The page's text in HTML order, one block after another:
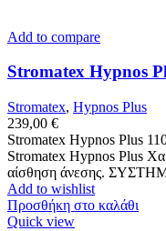
Add to compare
Stromatex Hypnos
Stromatex, Hypnos Plus
239,00 €
Stromatex Hypnos Plus
Stromatex Hypnos Plus
αίσθηση άνεσης.
Add to wishlist
Προσθήκη στο καλάθι
Quick view